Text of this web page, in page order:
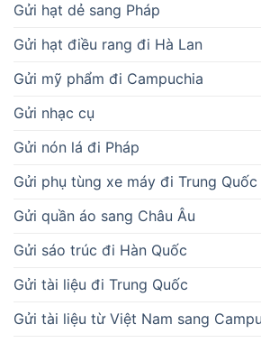
Gửi hạt dẻ sang Pháp
Gửi hạt điều rang đi Hà Lan
Gửi mỹ phẩm đi Campuchia
Gửi nhạc cụ
Gửi nón lá đi Pháp
Gửi phụ tùng xe máy đi Trung Quốc
Gửi quần áo sang Châu Âu
Gửi sáo trúc đi Hàn Quốc
Gửi tài liệu đi Trung Quốc
Gửi tài liệu từ Việt Nam sang